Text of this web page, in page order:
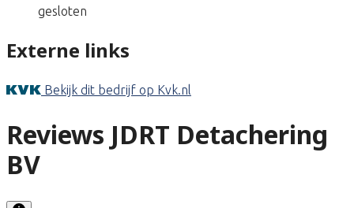
gesloten
Externe links
Bekijk dit bedrijf op Kvk.nl
Reviews JDRT Detachering
BV